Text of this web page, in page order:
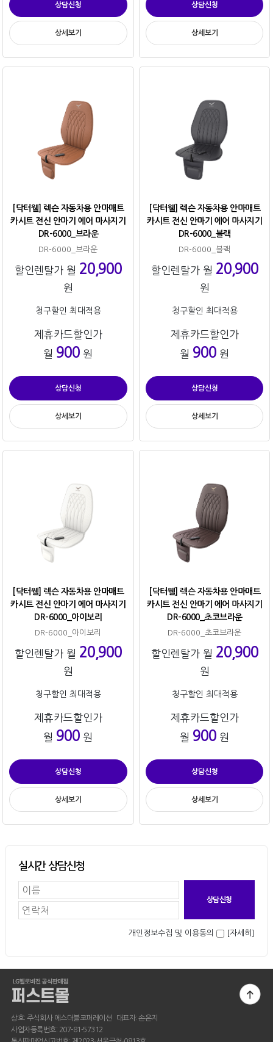
상담신청
상세보기
상담신청
상세보기
[닥터웰] 렉슨 자동차용 안마매트
카시트 전신 안마기 에어 마사지기
DR-6000_브라운
DR-6000_브라운
할인렌탈가 월 20,900
원
청구할인 최대적용
제휴카드할인가
월 900 원
상담신청
상세보기
[닥터웰] 렉슨 자동차용 안마매트
카시트 전신 안마기 에어 마사지기
DR-6000_블랙
DR-6000_블랙
할인렌탈가 월 20,900
원
청구할인 최대적용
제휴카드할인가
월 900 원
상담신청
상세보기
[닥터웰] 렉슨 자동차용 안마매트
카시트 전신 안마기 에어 마사지기
DR-6000_아이보리
DR-6000_아이보리
할인렌탈가 월 20,900
원
청구할인 최대적용
제휴카드할인가
월 900 원
상담신청
상세보기
[닥터웰] 렉슨 자동차용 안마매트
카시트 전신 안마기 에어 마사지기
DR-6000_초코브라운
DR-6000_초코브라운
할인렌탈가 월 20,900
원
청구할인 최대적용
제휴카드할인가
월 900 원
상담신청
상세보기
실시간 상담신청
개인정보수집 및 이용동의 [자세히]
상호: 주식회사 에스더블코퍼레이션 대표자: 손은지
사업자등록번호: 207-81-57312